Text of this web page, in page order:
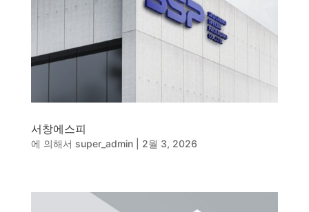
동영상 - (주)듀오백
동영상 - ㈜고피자
동영상 - 모모스커피㈜
동영상 - 삼양홀딩스
서창에스피
에 의해서 super_admin| 2월 3, 2026